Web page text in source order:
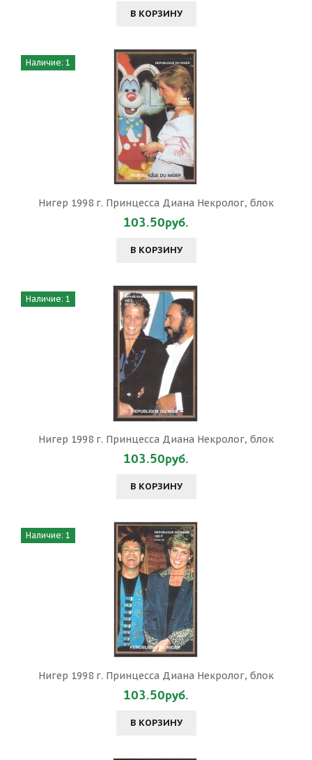
В КОРЗИНУ
Наличие: 1
Нигер 1998 г. Принцесса Диана Некролог, блок
103.50руб.
В КОРЗИНУ
Наличие: 1
Нигер 1998 г. Принцесса Диана Некролог, блок
103.50руб.
В КОРЗИНУ
Наличие: 1
Нигер 1998 г. Принцесса Диана Некролог, блок
103.50руб.
В КОРЗИНУ